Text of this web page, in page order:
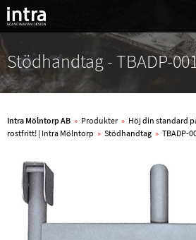
Stödhandtag - TBADP-
Intra Mölntorp AB » Produkter » Höj din standard
rostfritt! | Intra Mölntorp » Stödhandtag » TBADP-